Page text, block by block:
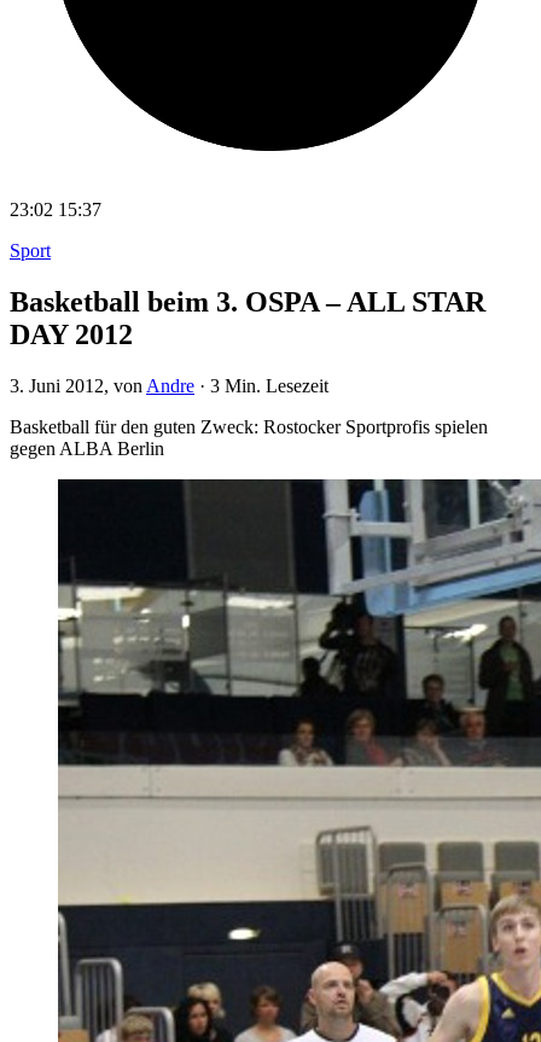
23:02 15:37
Sport
Basketball beim 3. OSPA – ALL STAR
DAY 2012
3. Juni 2012, von Andre · 3 Min. Lesezeit
Basketball für den guten Zweck: Rostocker Sportprofis spielen
gegen ALBA Berlin